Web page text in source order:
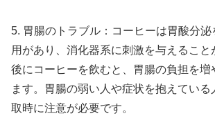
5. 胃腸のトラブル：コーヒーは胃酸分
用があり、消化器系に刺激を与えること
後にコーヒーを飲むと、胃腸の負担を増
ます。胃腸の弱い人や症状を抱えている
取時に注意が必要です。